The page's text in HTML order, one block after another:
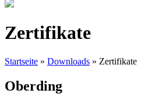
Zertifikate
Startseite » Downloads » Zertifikate
Oberding